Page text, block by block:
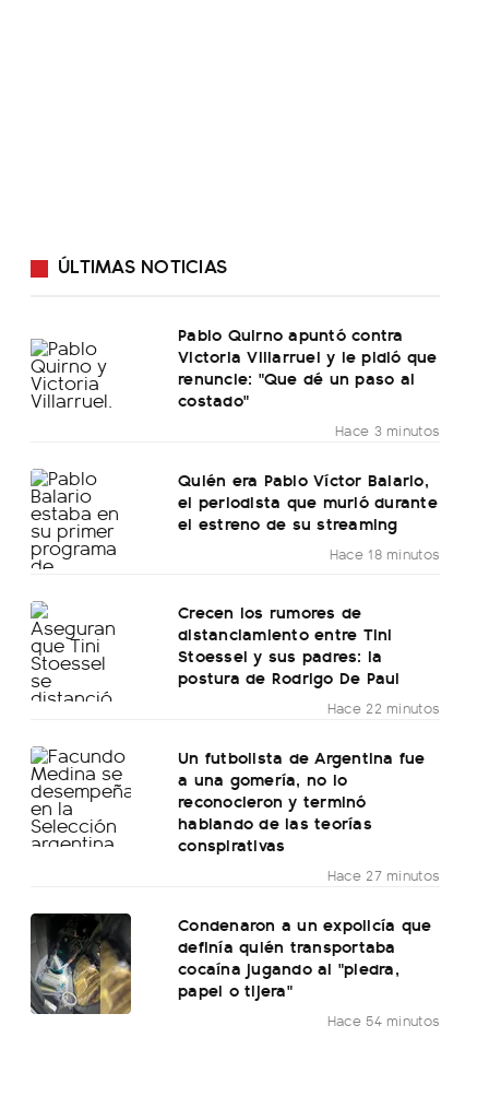
ÚLTIMAS NOTICIAS
Pablo Quirno apuntó contra
Victoria Villarruel y le pidió que
renuncie: "Que dé un paso al
costado"
Hace 3 minutos
Quién era Pablo Víctor Balario,
el periodista que murió durante
el estreno de su streaming
Hace 18 minutos
Crecen los rumores de
distanciamiento entre Tini
Stoessel y sus padres: la
postura de Rodrigo De Paul
Hace 22 minutos
Un futbolista de Argentina fue
a una gomería, no lo
reconocieron y terminó
hablando de las teorías
conspirativas
Hace 27 minutos
Condenaron a un expolicía que
definía quién transportaba
cocaína jugando al "piedra,
papel o tijera"
Hace 54 minutos